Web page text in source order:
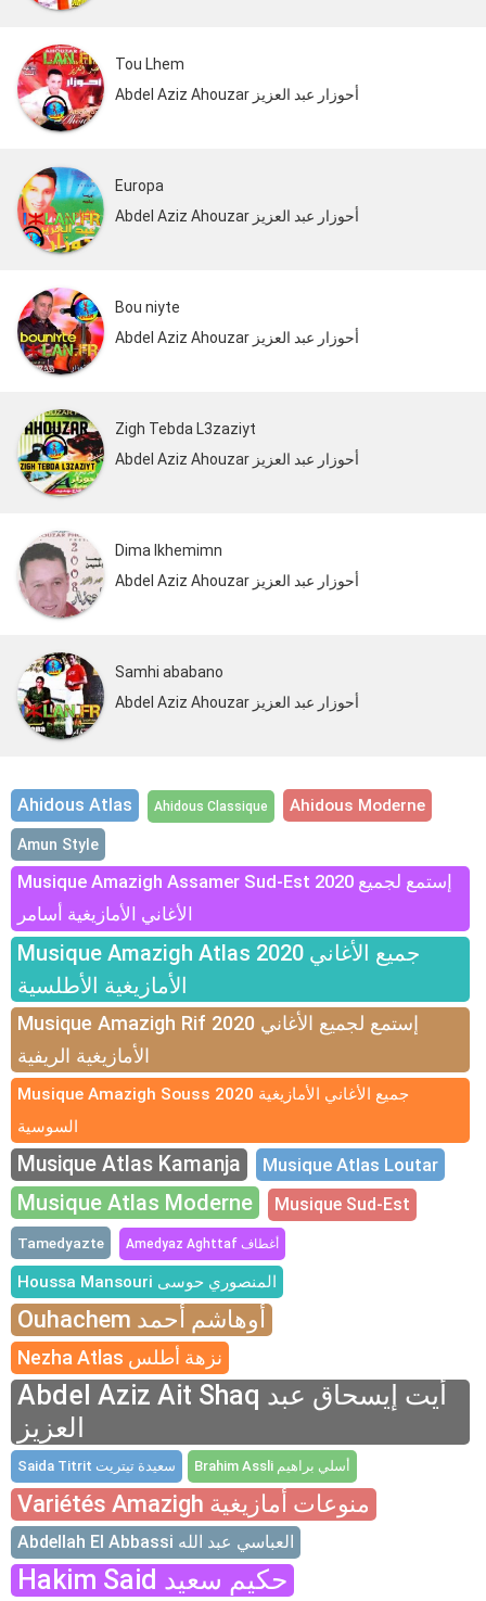
Tou Lhem
Abdel Aziz Ahouzar أحوزار عبد العزيز
Europa
Abdel Aziz Ahouzar أحوزار عبد العزيز
Bou niyte
Abdel Aziz Ahouzar أحوزار عبد العزيز
Zigh Tebda L3zaziyt
Abdel Aziz Ahouzar أحوزار عبد العزيز
Dima Ikhemimn
Abdel Aziz Ahouzar أحوزار عبد العزيز
Samhi ababano
Abdel Aziz Ahouzar أحوزار عبد العزيز
Ahidous Atlas Ahidous Classique Ahidous Moderne
Amun Style
Musique Amazigh Assamer Sud-Est 2020 إستمع لجميع
الأغاني الأمازيغية أسامر
Musique Amazigh Atlas 2020 جميع الأغاني
الأمازيغية الأطلسية
Musique Amazigh Rif 2020 إستمع لجميع الأغاني
الأمازيغية الريفية
Musique Amazigh Souss 2020 جميع الأغاني الأمازيغية
السوسية
Musique Atlas Kamanja Musique Atlas Loutar
Musique Atlas Moderne Musique Sud-Est
Tamedyazte Amedyaz Aghttaf أغطاف
Houssa Mansouri المنصوري حوسى
Ouhachem أوهاشم أحمد
Nezha Atlas نزهة أطلس
Abdel Aziz Ait Shaq أيت إيسحاق عبد
العزيز
Saida Titrit سعيدة تيتريت Brahim Assli أسلي براهيم
Variétés Amazigh منوعات أمازيغية
Abdellah El Abbassi العباسي عبد الله
Hakim Said حكيم سعيد